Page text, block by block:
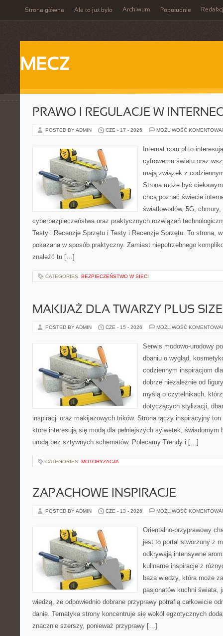
Strona główna Ale to już było Archiwum Popołudnie
MECZ
PRAWO I REGULACJE W
POSTED BY ADMIN CZE - 17 - 2026 MOŻLIWOŚĆ
Internat.com.pl to
cyfrowemu światu oraz
mają związek z
Strona może być
chcą poznać świecie
światłowodów, 5G,
cyberbezpieczeństwa oraz praktycznych rozwiązań
Testy i Recenzje Sprzętu i Testy i Recenzje Sprzętu. To strona,
pokazana w sposób praktyczny. Zamiast niepotrzebnego
znaleźć tu […]
CATEGORIES: BEZPIECZEŃSTWO W SIECI
MAKIJAŻ DLA TWARZY PLUS SIZE
POSTED BY ADMIN CZE - 15 - 2026 MOŻLIWOŚĆ
Serwis modowo-urodowy
dbaniu o wygląd,
codziennym inspiracjom
dobrze niezależnie od
myślą o czytelnikach,
dotyczących stylizacji,
inspiracji oraz makijażowych trików. Strona łączy inspiracyjny
które interesują się modą dla pełniejszych sylwetek, świadomym
urodą bez sztywnych schematów. Polecamy Trendy i […]
CATEGORIES: MOTORYZACJA
ZAPACHOWE INSPIRACJE
POSTED BY ADMIN CZE - 13 - 2026 MOŻLIWOŚĆ
Orientalno-przyprawowy
jest to portal stworzony z
odkrywają intensywne
kulinarne inspiracje z
baza wiedzy, która może
pasjonatów kuchni świata,
wiedzą, że odpowiednio dobrane przyprawy potrafią całkowicie
danie. Tematyka strony koncentruje się wokół egzotycznych
znacznie szerszy, ponieważ przyprawy […]